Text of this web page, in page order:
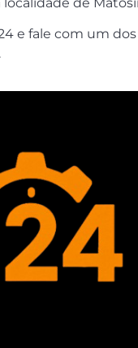
e fale com um